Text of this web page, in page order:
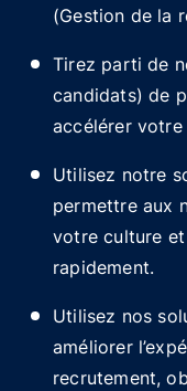
(Gestion de la
Tirez parti de
candidats) de
accélérer votre
Utilisez notre
permettre aux
votre culture
rapidement.
Utilisez nos
améliorer
recrutement,